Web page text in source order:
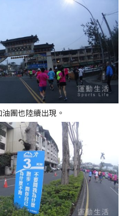
團也陸續出現。